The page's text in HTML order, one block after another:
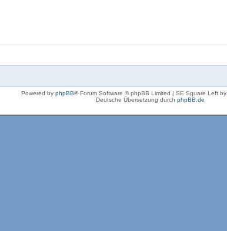
Powered by phpBB® Forum Software © phpBB Limited | SE Square Left by
Deutsche Übersetzung durch phpBB.de